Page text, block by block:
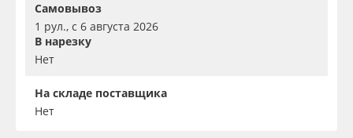
Самовывоз
1 рул., с 6 августа 2026
В нарезку
Нет
На складе поставщика
Нет